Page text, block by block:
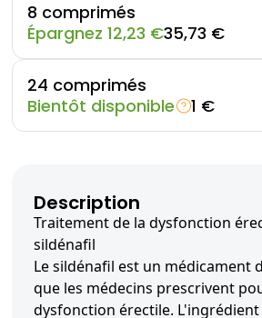
8 comprimés
Épargnez 12,23 €35,73 €
24 comprimés
Bientôt disponible
1 €
Description
Traitement de la dysfonction
sildénafil
Le sildénafil est un médicament
que les médecins prescrivent
dysfonction érectile.